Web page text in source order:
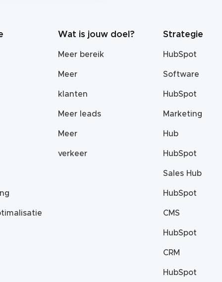
Wat is jouw doel?
Meer bereik
Meer
klanten
Meer leads
Meer
verkeer
Strategie
HubSpot
Software
HubSpot
Marketing
Hub
HubSpot
Sales Hub
HubSpot
CMS
HubSpot
CRM
HubSpot